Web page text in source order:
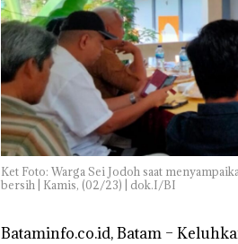
Ket Foto: Warga Sei Jodoh saat
bersih | Kamis, (02/23) | dok.I/BI
Bataminfo.co.id, Batam –
Panglima
Kunjungi
Amsakar
Batam
Bertolak